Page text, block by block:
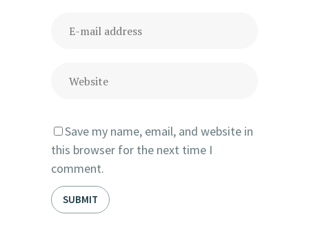
Save my name, email, and website in
this browser for the next time I
comment.